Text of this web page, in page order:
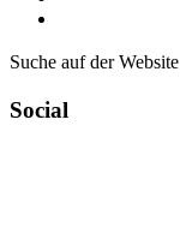
Suche auf der Website
Social